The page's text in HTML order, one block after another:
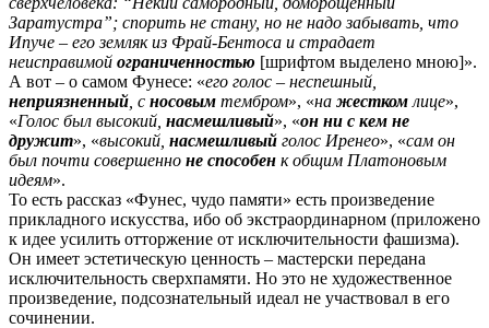
Заратустра”; спорить не стану, но не надо забывать, что
Ипуче – его земляк из Фрай-Бентоса и страдает
неисправимой ограниченностью [шрифтом выделено мною]».
А вот – о самом Фунесе: «его голос – неспешный,
неприязненный , с носовым тембром», «на жестком лице»,
«Голос был высокий, насмешливый», «он ни с кем не
дружит», «высокий, насмешливый голос Иренео», «сам он
был почти совершенно не способен к общим Платоновым
идеям».
То есть рассказ «Фунес, чудо памяти» есть произведение
прикладного искусства, ибо об экстраординарном (приложено
к идее усилить отторжение от исключительности фашизма).
Он имеет эстетическую ценность – мастерски передана
исключительность сверхпамяти. Но это не художественное
произведение, подсознательный идеал не участвовал в его
сочинении.